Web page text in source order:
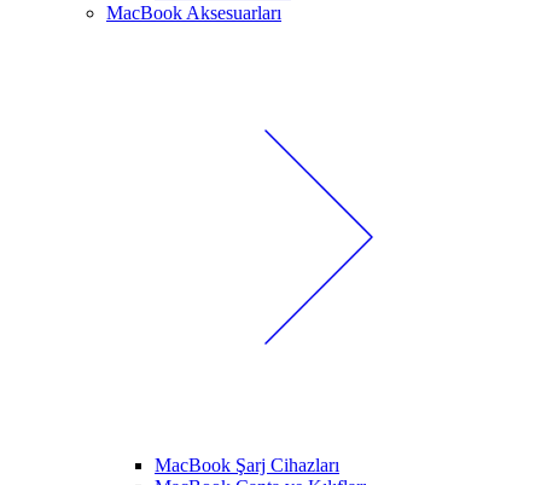
MacBook Aksesuarları
MacBook Şarj Cihazları